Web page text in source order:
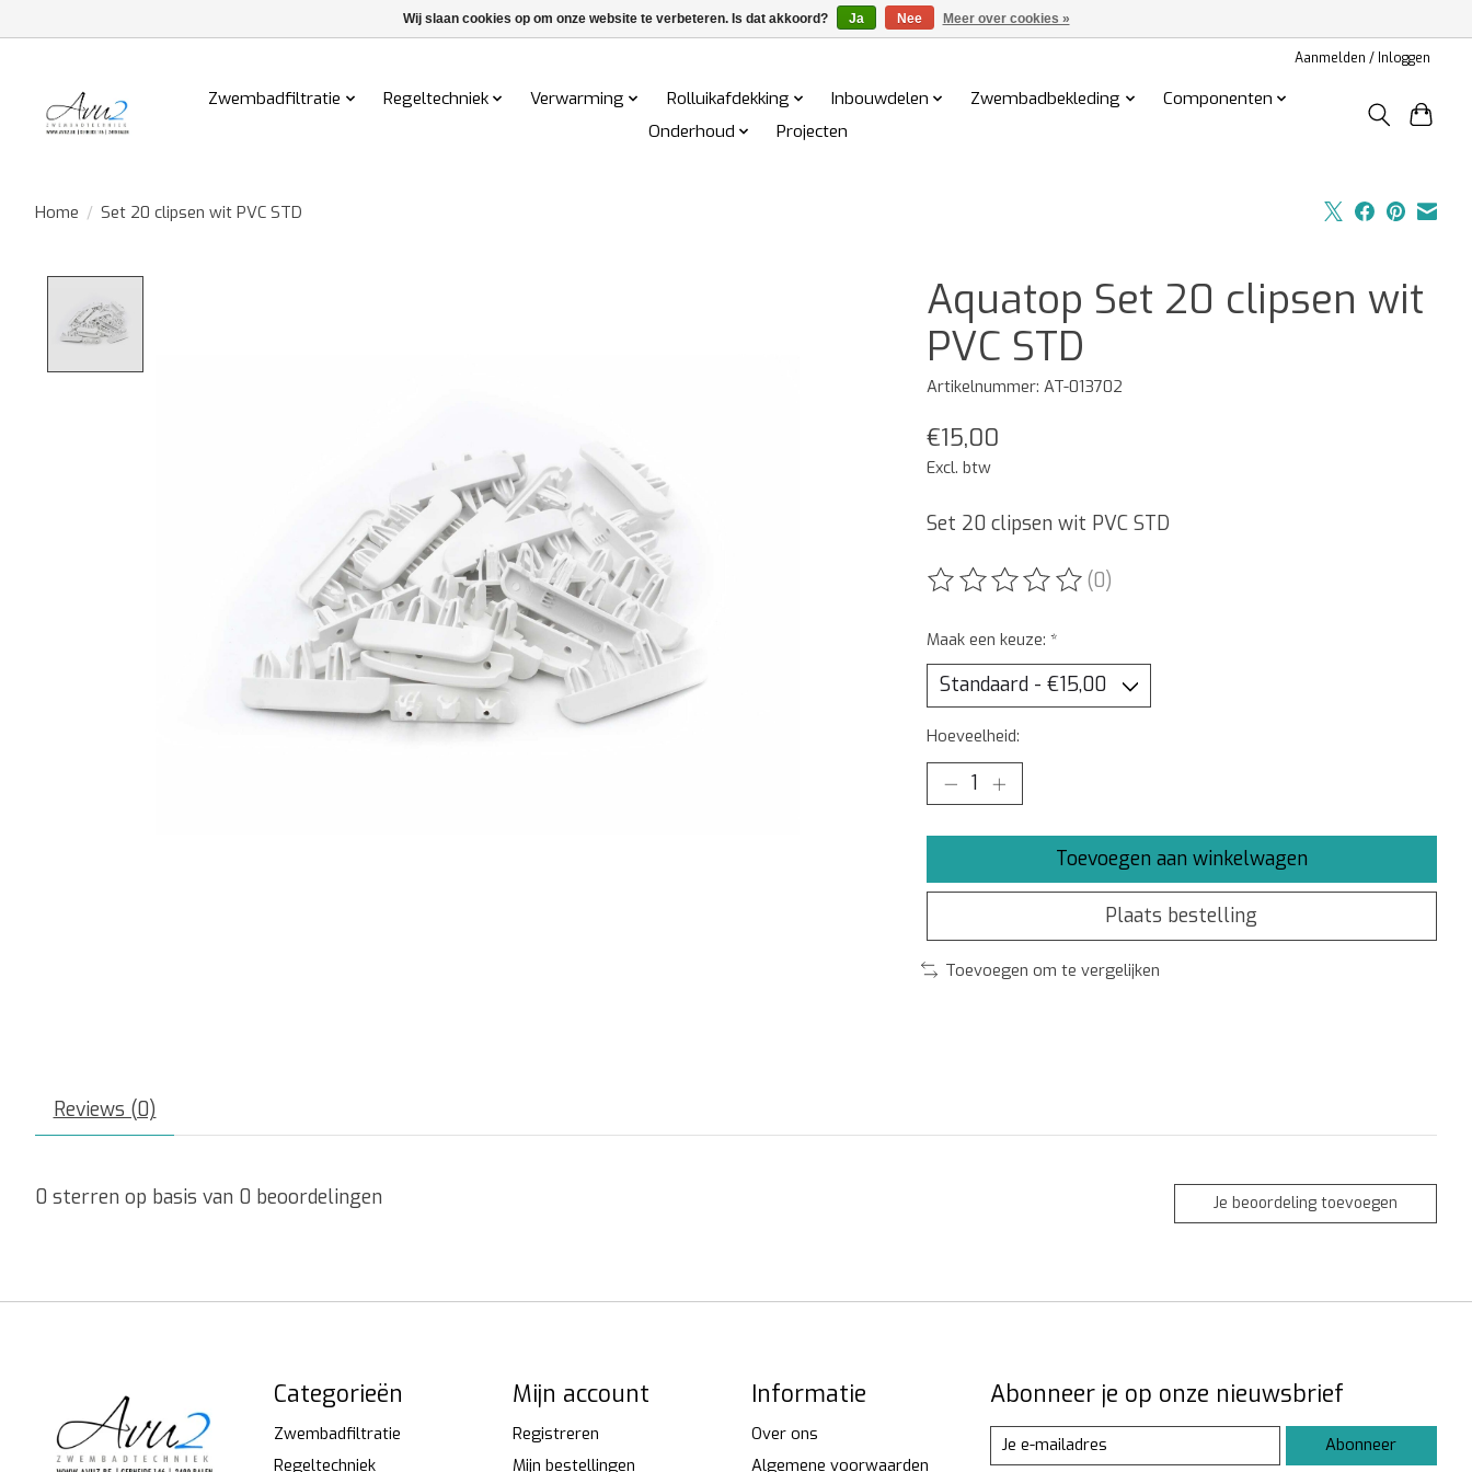
Aanmelden / Inloggen
Zwembadfiltratie Regeltechniek Verwarming Rolluikafdekking Inbouwdelen Zwembadbekleding
Componenten
Onderhoud
Projecten
Home / Set 20 clipsen wit PVC STD
Aquatop Set 20 clipsen wit
PVC STD
Artikelnummer: AT-013702
€15,00
Excl. btw
Set 20 clipsen wit PVC STD
De beoordeling van dit product is
(0)
Maak een keuze: *
Hoeveelheid:
Toevoegen aan winkelwagen
Plaats bestelling
Toevoegen om te vergelijken
Reviews (0)
0 sterren op basis van 0 beoordelingen Je beoordeling toevoegen
Categorieën
Zwembadfiltratie
Regeltechniek
Mijn account
Registreren
Mijn bestellingen
Informatie
Over ons
Algemene voorwaarden
Abonneer je op onze nieuwsbrief
Abonneer
Wij slaan cookies op om onze website te verbeteren. Is dat akkoord? Ja Nee Meer over cookies »